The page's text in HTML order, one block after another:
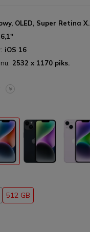
OLED, Super Retina
6,1"
iOS 16
2532 x 1170 piks.
512 GB